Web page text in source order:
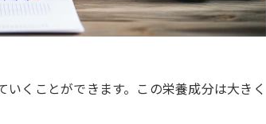
くことができます。この栄養成分は大きく